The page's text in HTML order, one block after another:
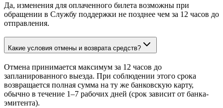
Да, изменения для оплаченного билета возможны при
обращении в Службу поддержки не позднее чем за 12 часов до
отправления.
Какие условия отмены и возврата средств?
Отмена принимается максимум за 12 часов до
запланированного выезда. При соблюдении этого срока
возвращается полная сумма на ту же банковскую карту,
обычно в течение 1–7 рабочих дней (срок зависит от банка-
эмитента).